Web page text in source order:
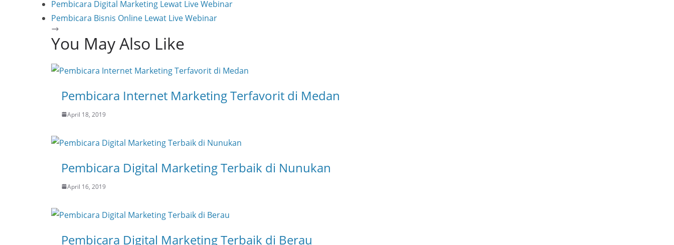
Pembicara Digital Marketing Lewat Live Webinar
Pembicara Bisnis Online Lewat Live Webinar
You May Also Like
Pembicara Internet Marketing Terfavorit di Medan
April 18, 2019
Pembicara Digital Marketing Terbaik di Nunukan
April 16, 2019
Pembicara Digital Marketing Terbaik di Berau